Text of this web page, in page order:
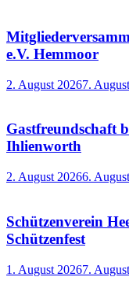
e.V. Hemmoor
2. August 20267.
Gastfreundschaft
Ihlienworth
2. August 20266.
Schützenverein
Schützenfest
1. August 20267.